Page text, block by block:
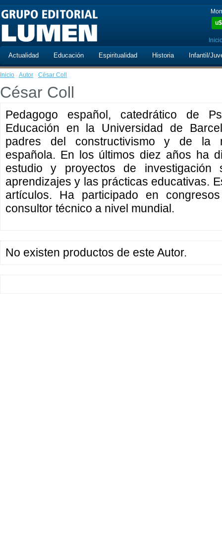
u$
Actualidad Educación Espiritualidad Historia Infantil/
Inicio · Autor · César Coll
César Coll
Pedagogo español, catedrático de
Educación en la Universidad de
padres del constructivismo y de la
española. En los últimos diez años ha
estudio y proyectos de
aprendizajes y las prácticas educativas.
artículos. Ha participado en
consultor técnico a nivel mundial.
No existen productos de este Autor.